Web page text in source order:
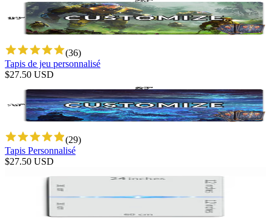
(36)
Tapis de jeu personnalisé
$27.50 USD
(29)
Tapis Personnalisé
$27.50 USD